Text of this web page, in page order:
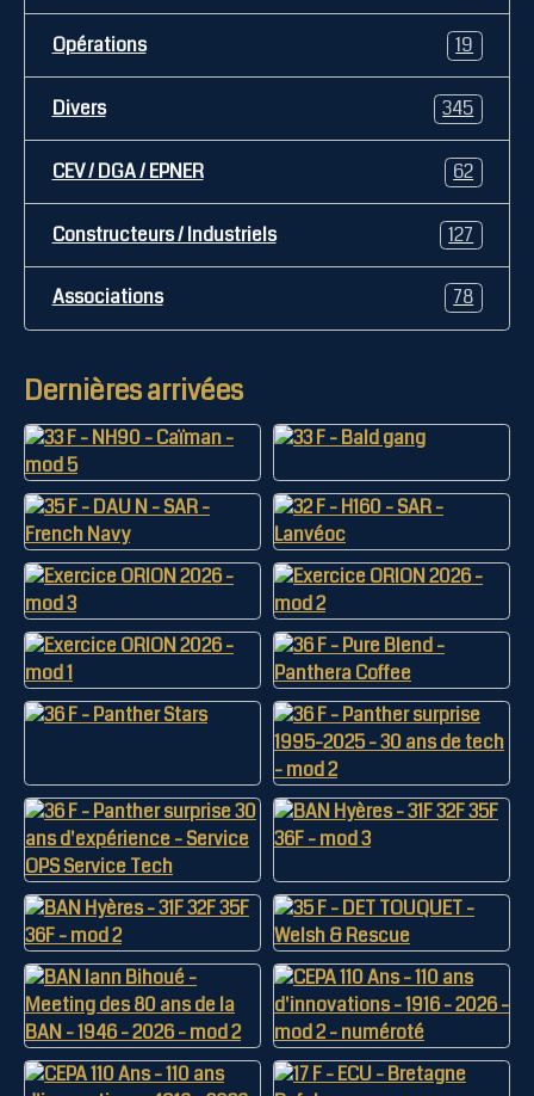
Opérations 19
Divers 345
CEV / DGA / EPNER 62
Constructeurs / Industriels 127
Associations 78
Dernières arrivées